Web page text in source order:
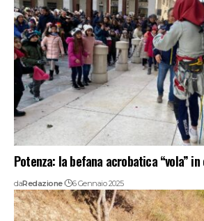
Potenza: la befana acrobatica “vola”
daRedazione 6 Gennaio 2025